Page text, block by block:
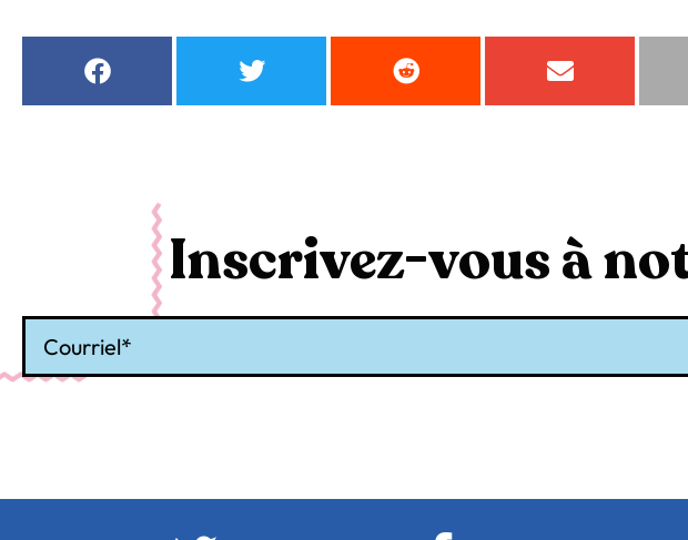
Inscrivez-vous à